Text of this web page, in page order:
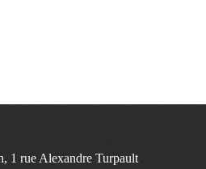
1 rue Alexandre Turpault